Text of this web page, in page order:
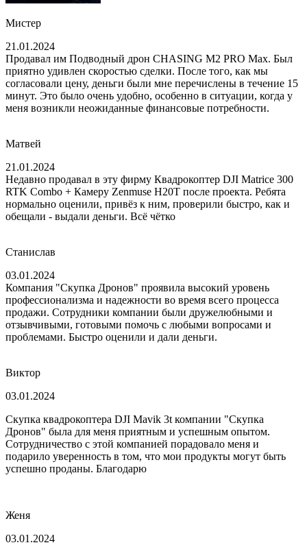
Мистер
21.01.2024
Продавал им Подводный дрон CHASING M2 PRO Max. Был
приятно удивлен скоростью сделки. После того, как мы
согласовали цену, деньги были мне перечислены в течение 15
минут. Это было очень удобно, особенно в ситуации, когда у
меня возникли неожиданные финансовые потребности.
Матвей
21.01.2024
Недавно продавал в эту фирму Квадрокоптер DJI Matrice 300
RTK Combo + Камеру Zenmuse H20T после проекта. Ребята
нормально оценили, привёз к ним, проверили быстро, как и
обещали - выдали деньги. Всё чётко
Станислав
03.01.2024
Компания "Скупка Дронов" проявила высокий уровень
профессионализма и надежности во время всего процесса
продажи. Сотрудники компании были дружелюбными и
отзывчивыми, готовыми помочь с любыми вопросами и
проблемами. Быстро оценили и дали деньги.
Виктор
03.01.2024
Скупка квадрокоптера DJI Mavik 3t компании "Скупка
Дронов" была для меня приятным и успешным опытом.
Сотрудничество с этой компанией порадовало меня и
подарило уверенность в том, что мои продукты могут быть
успешно проданы. Благодарю
Женя
03.01.2024